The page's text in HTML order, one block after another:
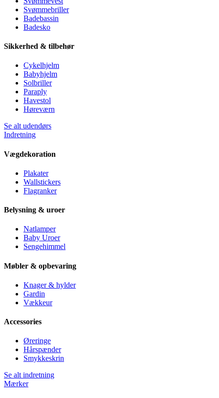
Svømmebriller
Badebassin
Badesko
Sikkerhed & tilbehør
Cykelhjelm
Babyhjelm
Solbriller
Paraply
Havestol
Høreværn
Se alt udendørs
Indretning
Vægdekoration
Plakater
Wallstickers
Flagranker
Belysning & uroer
Natlamper
Baby Uroer
Sengehimmel
Møbler & opbevaring
Knager & hylder
Gardin
Vækkeur
Accessories
Øreringe
Hårspænder
Smykkeskrin
Se alt indretning
Mærker